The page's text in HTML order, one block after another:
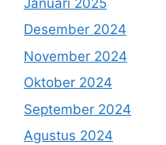
Desember 2024
November 2024
Oktober 2024
September 2024
Agustus 2024